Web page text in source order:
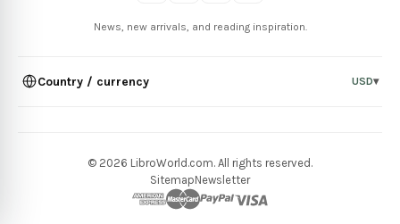
News, new arrivals, and reading inspiration.
Country / currency USD▾
© 2026 LibroWorld.com. All rights reserved.
SitemapNewsletter